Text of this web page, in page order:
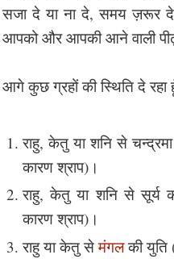
सजा दे या ना दे, समय ज़रूर
आपको और आपकी आने वाली
आगे कुछ ग्रहों की स्थिति दे रहा
राहु, केतु या शनि से
कारण श्राप)।
राहु, केतु या शनि से सूर्य
कारण श्राप)।
राहु या केतु सेमंगलकी युति